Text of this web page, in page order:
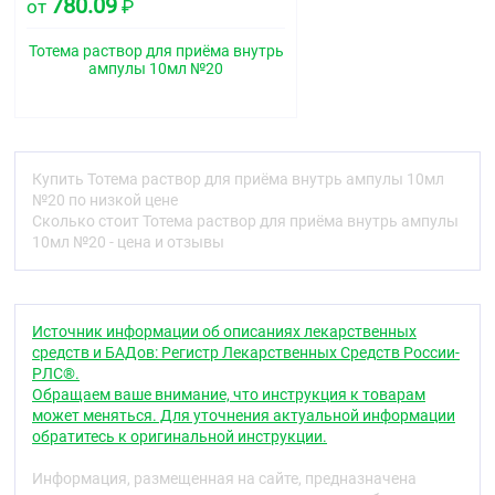
полисорбат 80
вода очищенная
до
мл
Описание
запахом. Возможно наличие небольшого осадка.
Фармакотерапевтическая группа
Железа препарат
Фармакологические свойства
Фармакодинамика
Комбинированный препарат.
от 780.09 ₽
Тотема раствор для приёма внутрь
ампулы 10мл №20
Купить Тотема раствор для приёма внутрь ампулы 10мл
№20 по низкой цене
Сколько стоит Тотема раствор для приёма внутрь ампулы
10мл №20 - цена и отзывы
Источник информации об описаниях лекарственных
средств и БАДов: Регистр Лекарственных Средств России-
РЛС®.
Обращаем ваше внимание, что инструкция к товарам
может меняться. Для уточнения актуальной информации
обратитесь к оригинальной инструкции.
Информация, размещенная на сайте, предназначена